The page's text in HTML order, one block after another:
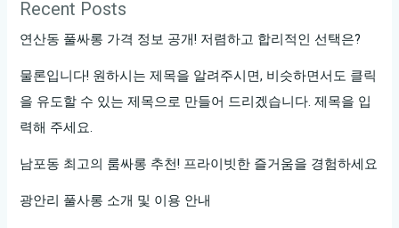
Recent Posts
연산동 풀싸롱 가격 정보 공개! 저렴하고 합리적인 선택은?
물론입니다! 원하시는 제목을 알려주시면, 비슷하면서도 클릭
을 유도할 수 있는 제목으로 만들어 드리겠습니다. 제목을 입
력해 주세요.
남포동 최고의 룸싸롱 추천! 프라이빗한 즐거움을 경험하세요
광안리 풀사롱 소개 및 이용 안내